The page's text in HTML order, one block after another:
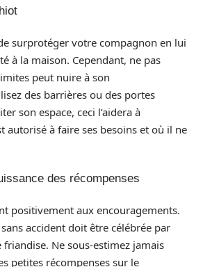
surprotéger votre compagnon en lui
à la maison. Cependant, ne pas
peut nuire à son
des barrières ou des portes
son espace, ceci l’aidera à
autorisé à faire ses besoins et où il ne
des récompenses
positivement aux encouragements.
accident doit être célébrée par
friandise. Ne sous-estimez jamais
petites récompenses sur le